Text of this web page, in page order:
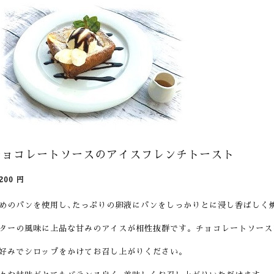
ョコレートソースのアイスフレンチトースト
円
のパンを使用し､たっぷりの卵液にパンをしっかりとに浸し香ばしく
ーの風味に上品な甘みのアイスが相性抜群です。チョコレートソー
みでシロップをかけてお召し上がりください。